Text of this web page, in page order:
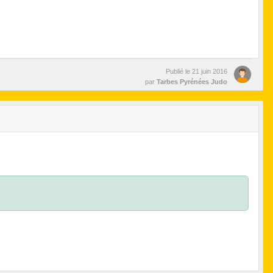
Publié le 21 juin 2016
par Tarbes Pyrénées Judo